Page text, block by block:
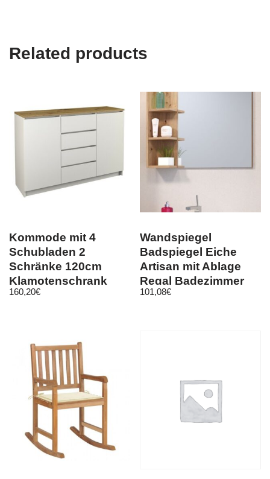
Related products
Kommode mit 4
Schubladen 2
Schränke 120cm
Klamotenschrank
weiß – artisan
160,20€
Wandspiegel
Badspiegel Eiche
Artisan mit Ablage
Regal Badezimmer
Möbel 79×67 Geo
101,08€